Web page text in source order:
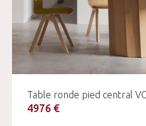
Table ronde pied central
4976 €